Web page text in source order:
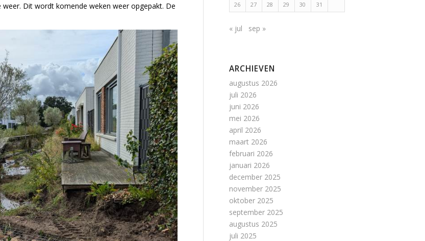
Dit wordt komende weken weer opgepakt. De
26
27 28 29 30 31
« jul sep »
ARCHIEVEN
augustus 2026
juli 2026
juni 2026
mei 2026
april 2026
maart 2026
februari 2026
januari 2026
december 2025
november 2025
oktober 2025
september 2025
augustus 2025
juli 2025